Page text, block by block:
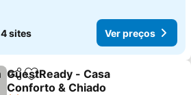
4 sites Ver preços
PartilharAdicionar aos favoritos
GuestReady - Casa
Conforto & Chiado